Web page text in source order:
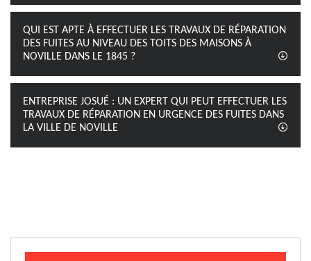
QUI EST APTE À EFFECTUER LES TRAVAUX DE RÉPARATION
DES FUITES AU NIVEAU DES TOITS DES MAISONS À
NOVILLE DANS LE 1845 ?
ENTREPRISE JOSUÉ : UN EXPERT QUI PEUT EFFECTUER LES
TRAVAUX DE RÉPARATION EN URGENCE DES FUITES DANS
LA VILLE DE NOVILLE